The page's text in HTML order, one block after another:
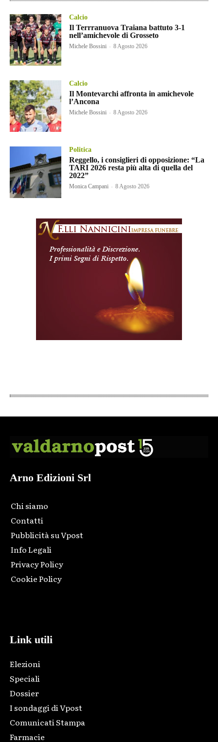
Calcio
Il Terrranuova Traiana battuto 3-1
nell’amichevole di Grosseto
Michele Bossini - 8 Agosto 2026
Calcio
Il Montevarchi affronta in amichevole
l’Ancona
Michele Bossini - 8 Agosto 2026
Politica
Reggello, i consiglieri di opposizione: “La
TARI 2026 resta più alta di quella del
2022”
Monica Campani - 8 Agosto 2026
Arno Edizioni Srl
Chi siamo
Contatti
Pubblicità su Vpost
Info Legali
Privacy Policy
Cookie Policy
Link utili
Elezioni
Speciali
Dossier
I sondaggi di Vpost
Comunicati Stampa
Farmacie